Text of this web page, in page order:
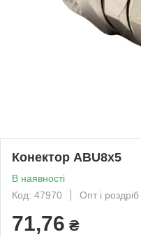
Конектор ABU8х5
В наявності
Код: 47970
Опт і роздріб
71,76 ₴